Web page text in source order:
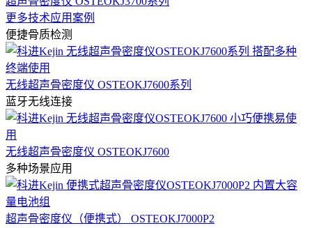
更多技术应用案例
便捷骨质检测
无线超声骨密度仪 OSTEOKJ7600系列
蓝牙无线连接
无线超声骨密度仪 OSTEOKJ7600
多种场景应用
超声骨密度仪（便携式） OSTEOKJ7000P2